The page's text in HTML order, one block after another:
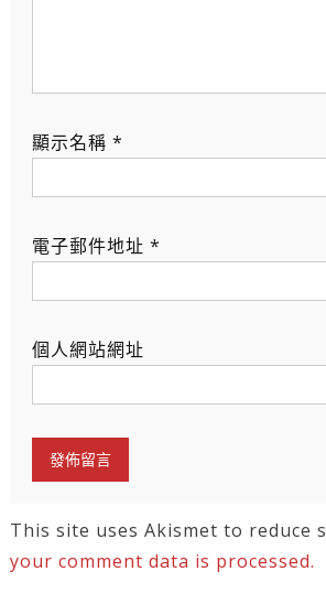
顯示名稱 *
電子郵件地址 *
個人網站網址
This site uses Akismet to reduce
your comment data is processed.